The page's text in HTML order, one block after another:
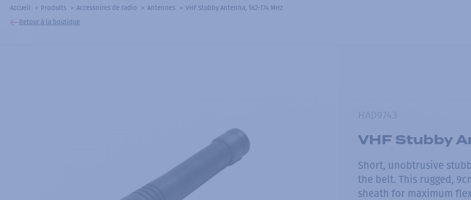
Accueil Produits Accessoires de radio Antennes
VHF Stubby Antenna, 162-174 MHz
Retour à la boutique
VHF Stubby
Short, unobtrusive
the belt. This rugged,
sheath for maximum